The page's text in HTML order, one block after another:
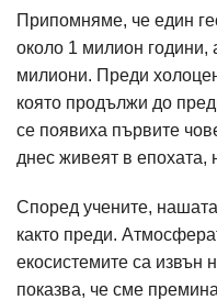
Припомняме, че един
около 1 милион години,
милиони. Преди
която продължи до
се появиха първите
днес живеят в епохата,
Според учените,
както преди.
екосистемите са извън
показва, че сме